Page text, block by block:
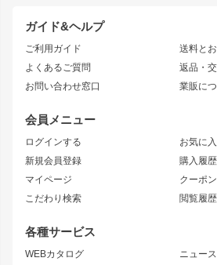
ガイド&ヘルプ
ご利用ガイド
よくあるご質問
お問い合わせ窓口
送料と
返品・
業販に
会員メニュー
ログインする
新規会員登録
マイページ
こだわり検索
お気に入
購入履
クーポ
閲覧履
各種サービス
WEBカタログ
ニュー
JZX90 CHASER
JZX110 MARK II
JZX100 MARK II
JZX90 MARK II
トレノ
マークX
アリスト
ソアラ
アルテ
ニッサン
S15 シルビア
S14 シルビア 後期
S13 シルビア
ワンビア
ローレル
エアロシリーズ
ドリフトライン
風神
雷神
レーシ
アタッ
ストリー
リアウイング